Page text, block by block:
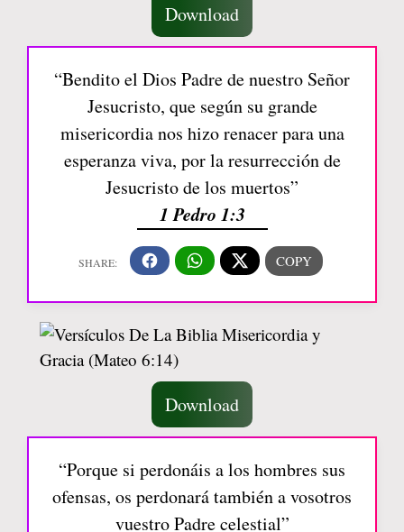
Download
“Bendito el Dios Padre de nuestro Señor
Jesucristo, que según su grande
misericordia nos hizo renacer para una
esperanza viva, por la resurrección de
Jesucristo de los muertos”
1 Pedro 1:3
Download
“Porque si perdonáis a los hombres sus
ofensas, os perdonará también a vosotros
vuestro Padre celestial”